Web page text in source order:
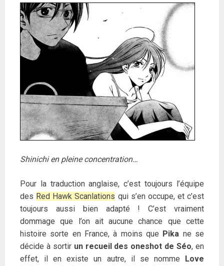
Shinichi en pleine concentration…
Pour la traduction anglaise, c’est toujours l’équipe
des Red Hawk Scanlations qui s’en occupe, et c’est
toujours aussi bien adapté ! C’est vraiment
dommage que l’on ait aucune chance que cette
histoire sorte en France, à moins que Pika ne se
décide à sortirun recueil des oneshot de Séo, en
effet, il en existe un autre, il se nomme Love